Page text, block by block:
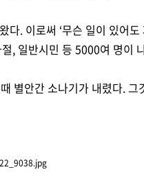
. 이로써 ‘무슨 일이 있어
, 일반시민 등 5000여 명이
별안간 소나기가 내렸다.